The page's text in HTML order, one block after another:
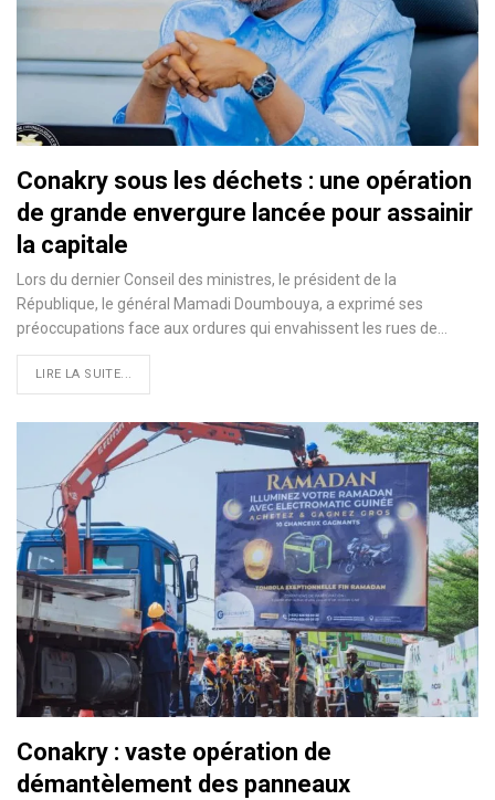
Conakry sous les déchets : une opération
de grande envergure lancée pour assainir
la capitale
Lors du dernier Conseil des ministres, le président de la
République, le général Mamadi Doumbouya, a exprimé ses
préoccupations face aux ordures qui envahissent les rues de…
LIRE LA SUITE...
Conakry : vaste opération de
démantèlement des panneaux